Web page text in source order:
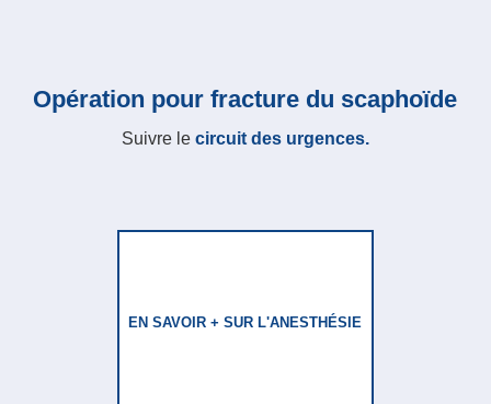
Opération pour fracture du scaphoïde
Suivre le circuit des urgences.
EN SAVOIR + SUR L'ANESTHÉSIE